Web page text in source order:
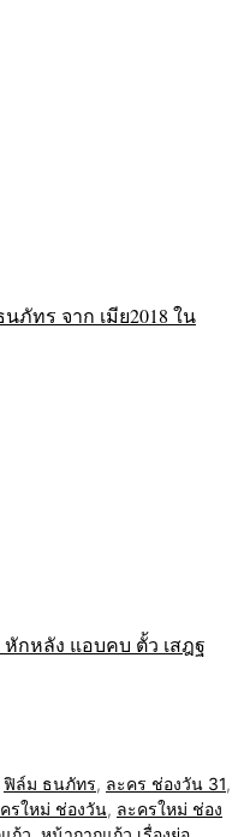
ภัทร จาก เมีย2018 ใน
หลัง แอบคบ ตั้ว เสฎฐ
ฟิล์ม ธนภัทร, ละคร ช่องวัน 31,
รใหม่ ช่องวัน, ละครใหม่ ช่อง